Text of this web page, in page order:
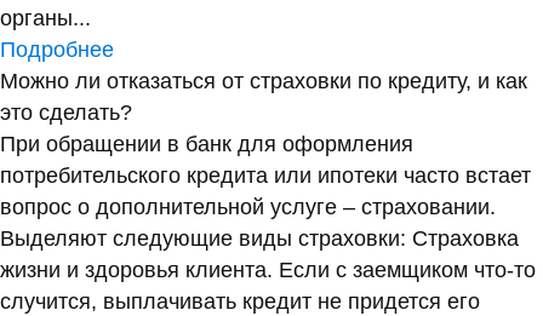
органы...
Подробнее
Можно ли отказаться от страховки по кредиту, и как
это сделать?
При обращении в банк для оформления
потребительского кредита или ипотеки часто встает
вопрос о дополнительной услуге – страховании.
Выделяют следующие виды страховки: Страховка
жизни и здоровья клиента. Если с заемщиком что-то
случится, выплачивать кредит не придется его